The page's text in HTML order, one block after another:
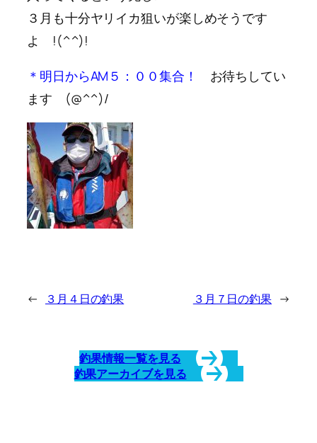
３月も十分ヤリイカ狙いが楽しめそうです
よ !(^^)!
＊明日からAM５：００集合！
お待ちしてい
ます (@^^)/
← ３月４日の釣果 ３月７日の釣果 →
釣果情報一覧を見る
釣果アーカイブを見る